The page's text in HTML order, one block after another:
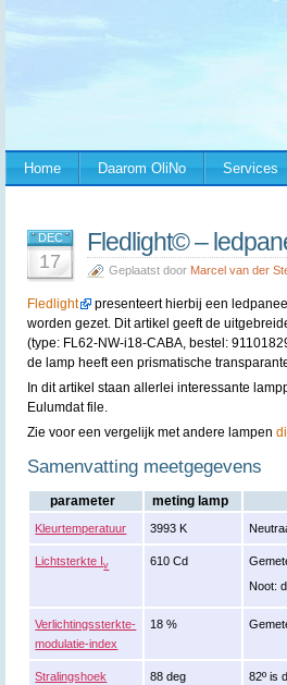
Home Daarom OliNo Services
DEC
17
Fledlight© –
Geplaatst door Marcel van der
Fledlight
presenteert hierbij een
worden gezet. Dit artikel geeft de
(type: FL62-NW-i18-CABA, bestel:
de lamp heeft een prismatische
In dit artikel staan allerlei interessante
Eulumdat file.
Zie voor een vergelijk met andere lampen
Samenvatting meetgegevens
parameter meting lamp
Kleurtemperatuur 3993 K
Lichtsterkte Iv 610 Cd
Noot:
Verlichtingssterkte-
modulatie-index
18 %
Stralingshoek 88 deg 82º is